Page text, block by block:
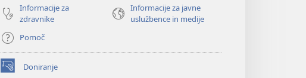
Informacije za
zdravnike
Informacije za javne
uslužbence in medije
Pomoč
Doniranje
(odpre